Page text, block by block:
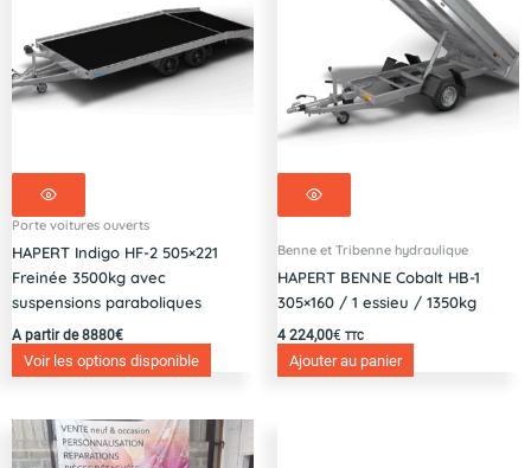
Porte voitures ouverts
HAPERT Indigo HF-2 505×221
Freinée 3500kg avec
suspensions paraboliques
A partir de 8880€
Voir les options disponible
Benne et Tribenne hydraulique
HAPERT BENNE Cobalt HB-1
305×160 / 1 essieu / 1350kg
4 224,00€ TTC
Ajouter au panier